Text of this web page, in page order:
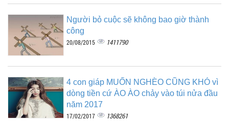
Người bỏ cuộc sẽ không bao giờ thành
công
20/08/2015 1411790
4 con giáp MUỐN NGHÈO CŨNG KHÓ vì
dòng tiền cứ ÀO ÀO chảy vào túi nửa đầu
năm 2017
17/02/2017 1368261